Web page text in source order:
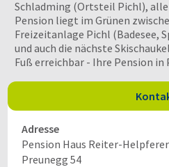
Schladming (Ortsteil Pichl),
Pension liegt im Grünen
Freizeitanlage Pichl (Badesee,
und auch die nächste
Fuß erreichbar - Ihre Pension in
Adresse
Pension Haus Reiter-Helpferer
Preunegg 54